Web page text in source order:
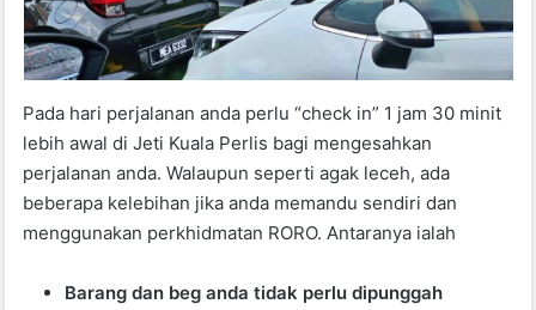
Pada hari perjalanan anda perlu “check in” 1 jam 30 minit
lebih awal di Jeti Kuala Perlis bagi mengesahkan
perjalanan anda. Walaupun seperti agak leceh, ada
beberapa kelebihan jika anda memandu sendiri dan
menggunakan perkhidmatan RORO. Antaranya ialah
Barang dan beg anda tidak perlu dipunggah